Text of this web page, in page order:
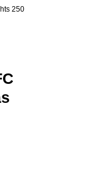
250